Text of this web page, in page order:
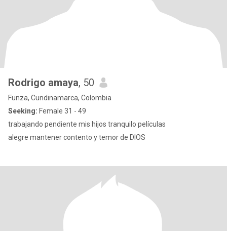
Rodrigo amaya, 50
Funza, Cundinamarca, Colombia
Seeking: Female 31 - 49
trabajando pendiente mis hijos tranquilo películas
alegre mantener contento y temor de DIOS